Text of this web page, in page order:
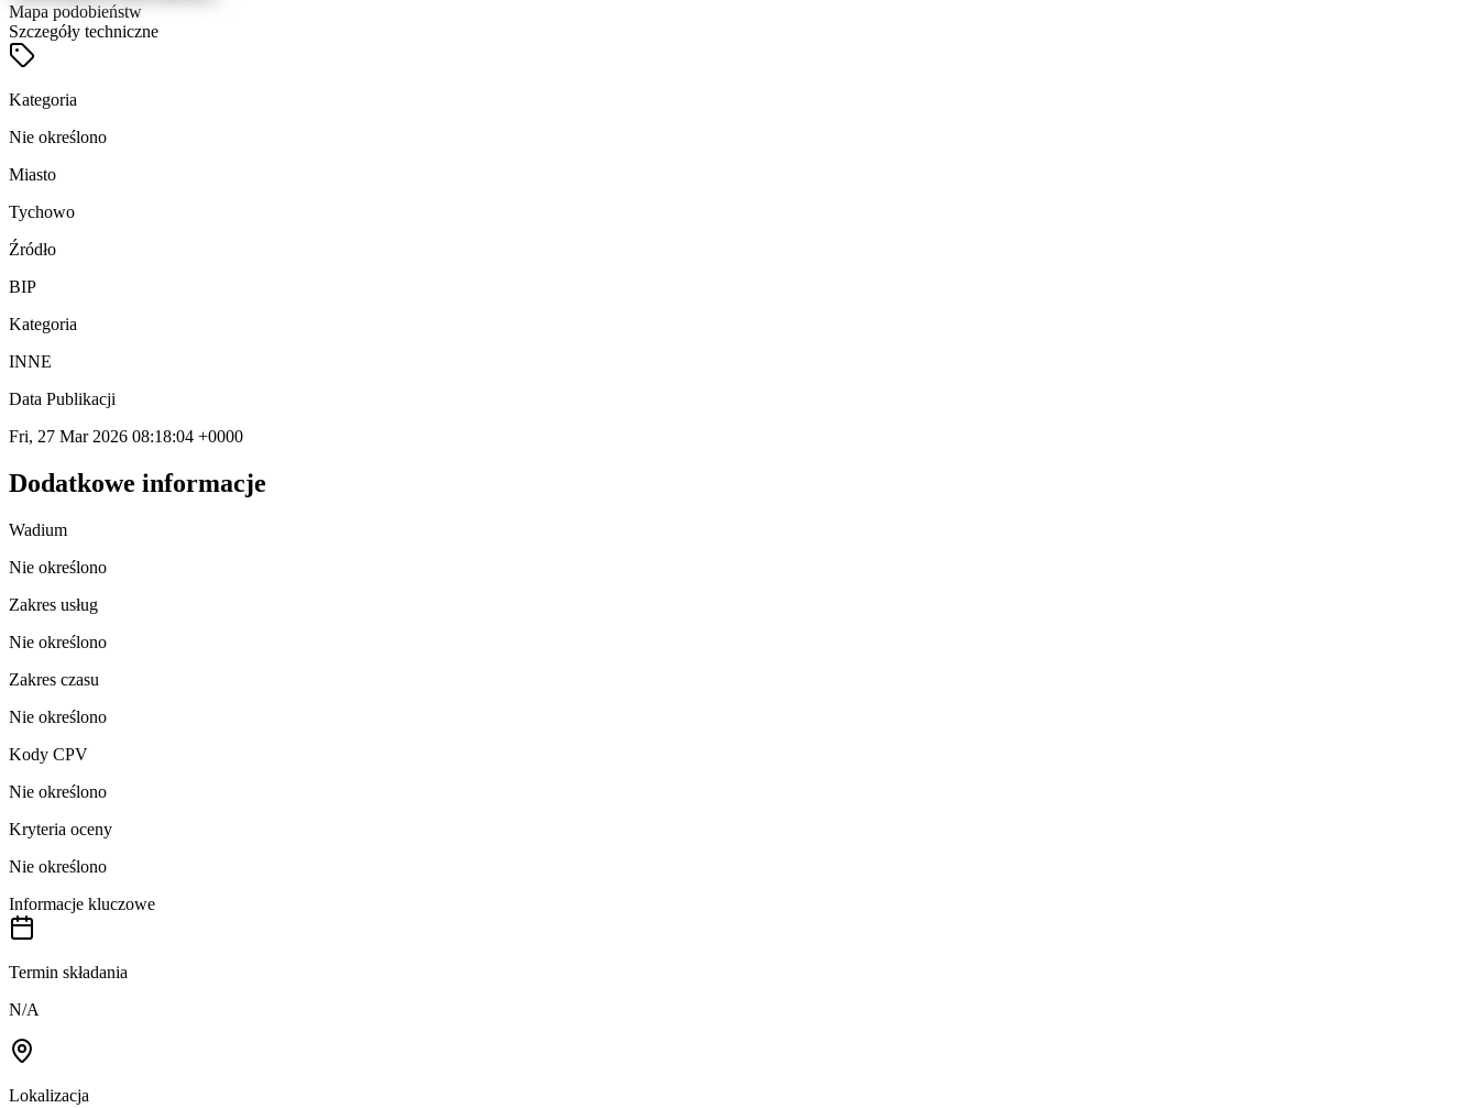
Mapa podobieństw
Szczegóły techniczne
Kategoria
Nie określono
Miasto
Tychowo
Źródło
BIP
Kategoria
INNE
Data Publikacji
Fri, 27 Mar 2026 08:18:04 +0000
Dodatkowe informacje
Wadium
Nie określono
Zakres usług
Nie określono
Zakres czasu
Nie określono
Kody CPV
Nie określono
Kryteria oceny
Nie określono
Informacje kluczowe
Termin składania
N/A
Lokalizacja